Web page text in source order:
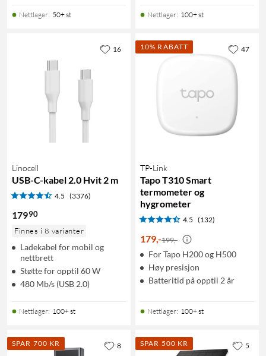
Nettlager: 50+ st Nettlager: 100+ st
Linocell
USB-C-kabel 2.0 Hvit 2 m
4.5 (3376)
17990
Finnes i 8 varianter
Ladekabel for mobil og
nettbrett
Støtte for opptil 60 W
480 Mb/s (USB 2.0)
Nettlager: 100+ st
16 10% RABATT
TP-Link
Tapo T310 Smart
termometer og
hygrometer
4.5 (132)
179,-199,-
For Tapo H200 og H500
Høy presisjon
Batteritid på opptil 2 år
Nettlager: 100+ st
47
SPAR 700 KR 8 SPAR 500 KR 5